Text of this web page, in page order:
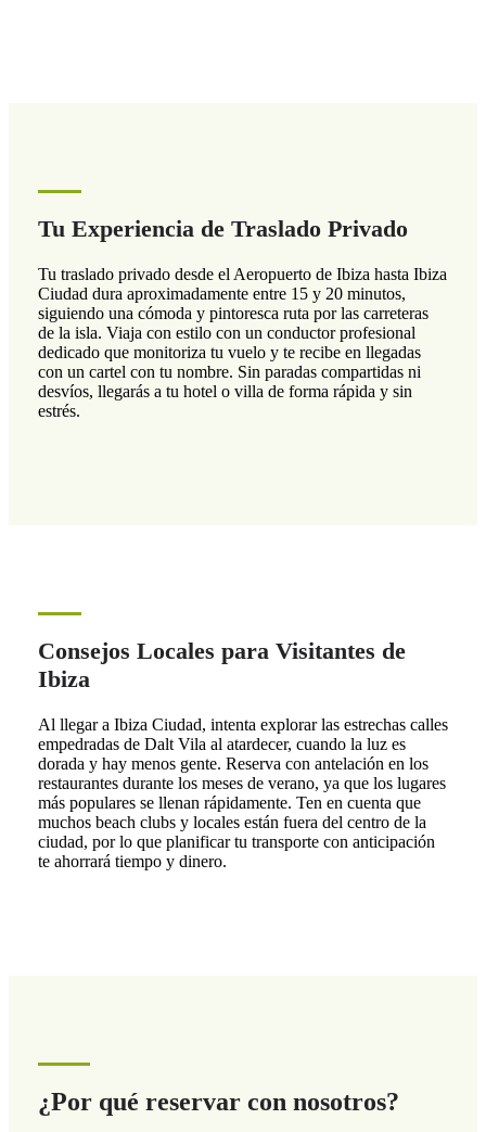
Tu Experiencia de Traslado Privado
Tu traslado privado desde el Aeropuerto de Ibiza hasta Ibiza
Ciudad dura aproximadamente entre 15 y 20 minutos,
siguiendo una cómoda y pintoresca ruta por las carreteras
de la isla. Viaja con estilo con un conductor profesional
dedicado que monitoriza tu vuelo y te recibe en llegadas
con un cartel con tu nombre. Sin paradas compartidas ni
desvíos, llegarás a tu hotel o villa de forma rápida y sin
estrés.
Consejos Locales para Visitantes de
Ibiza
Al llegar a Ibiza Ciudad, intenta explorar las estrechas calles
empedradas de Dalt Vila al atardecer, cuando la luz es
dorada y hay menos gente. Reserva con antelación en los
restaurantes durante los meses de verano, ya que los lugares
más populares se llenan rápidamente. Ten en cuenta que
muchos beach clubs y locales están fuera del centro de la
ciudad, por lo que planificar tu transporte con anticipación
te ahorrará tiempo y dinero.
¿Por qué reservar con nosotros?